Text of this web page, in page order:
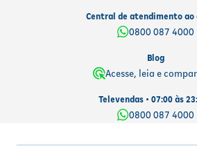
Central de atendimento ao
0800 087 4000
Blog
Acesse, leia e
Televendas • 07:00 às
0800 087 4000